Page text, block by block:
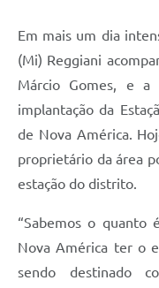
Distritos
Água de Qualidade
Feriados Municipais
Bairros Rurais
História
Em mais um dia
(Mi) Reggiani
Márcio Gomes, e a
implantação da
de Nova América.
proprietário da área
estação do distrito.
“Sabemos o quanto
Nova América ter o
sendo destinado